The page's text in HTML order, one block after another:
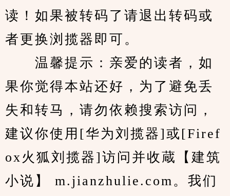
读！如果被转码了请退出转码或
者更换浏揽器即可。
温馨提示：亲爱的读者，如
果你觉得本站还好，为了避免丢
失和转马，请勿依赖搜索访问，
建议你使用[华为刘揽器]或[Firef
ox火狐刘揽器]访问并收蔵【建筑
小说】 m.jianzhulie.com。我们